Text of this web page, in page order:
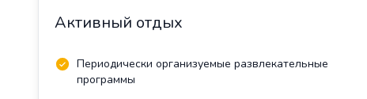
Активный отдых
Периодически организуемые развлекательные
программы